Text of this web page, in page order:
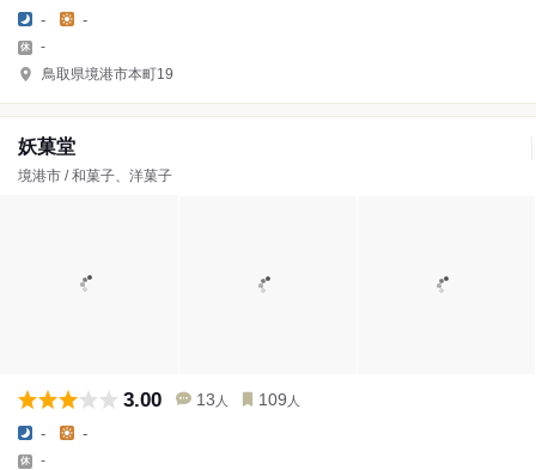
- -
-
鳥取県境港市本町19
妖菓堂
境港市 / 和菓子、洋菓子
3.00 13 人 109 人
- -
-